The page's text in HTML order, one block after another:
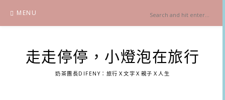
content
MENU
走走停停，小燈泡在旅行
奶茶團長DIFENY：旅行Ｘ文字Ｘ親子Ｘ人生